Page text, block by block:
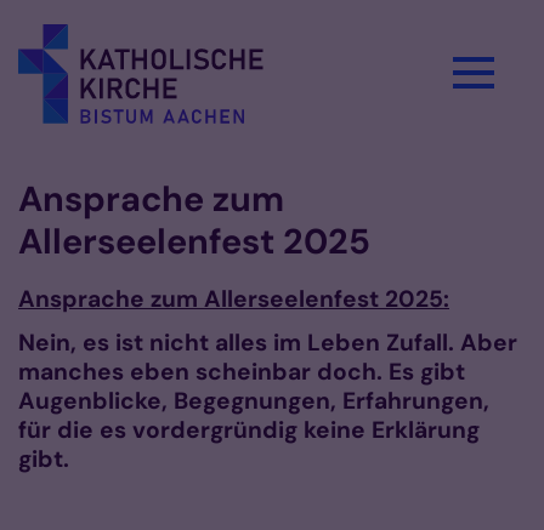
Ansprache zum
Allerseelenfest 2025
Ansprache zum Allerseelenfest 2025:
Nein, es ist nicht alles im Leben Zufall. Aber
manches eben scheinbar doch. Es gibt
Augenblicke, Begegnungen, Erfahrungen,
für die es vordergründig keine Erklärung
gibt.